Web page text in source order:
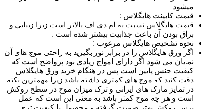
میشود
قیمت کابینت هایگلاس :
قیمت هایگلاس نسبت به ام دی اف بالاتر است زیرا زیبایی و
براق بودن آن باعث جذابیت بیشتر شده است .
نحوه تشخیص هایگلاس مرغوب :
اگر ورق هایگلاس را در برابر نور بگیرید به راحتی موج های آن
نمایان می شود اگر دارای امواج زیادی بود پرواضح است که
کیفیت جنس پایین است پس در هنگام خرید ورق هایگلاس
دقت کنید که موج های کمتری داشته باشد زیرا مهمترین نکته
در تمایز مارک های ایرانی و ترک میزان موج در سطح روکش
است و هر چه موج کمتر باشد به معنی این است که عمل
پرس روکش بهتر صورت گرفته و محصول با کیفیت تری